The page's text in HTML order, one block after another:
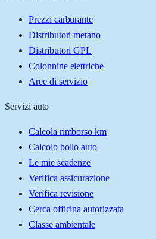
Prezzi carburante
Distributori metano
Distributori GPL
Colonnine elettriche
Aree di servizio
Servizi auto
Calcola rimborso km
Calcolo bollo auto
Le mie scadenze
Verifica assicurazione
Verifica revisione
Cerca officina autorizzata
Classe ambientale